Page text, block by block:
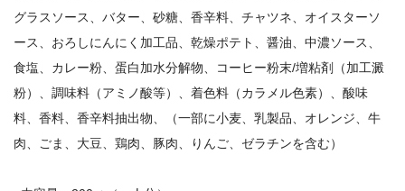
グラスソース、バター、砂糖、香辛料、チャツネ、オイスターソ
ース、おろしにんにく加工品、乾燥ポテト、醤油、中濃ソース、
食塩、カレー粉、蛋白加水分解物、コーヒー粉末/増粘剤（加工澱
粉）、調味料（アミノ酸等）、着色料（カラメル色素）、酸味
料、香料、香辛料抽出物、（一部に小麦、乳製品、オレンジ、牛
肉、ごま、大豆、鶏肉、豚肉、りんご、ゼラチンを含む）